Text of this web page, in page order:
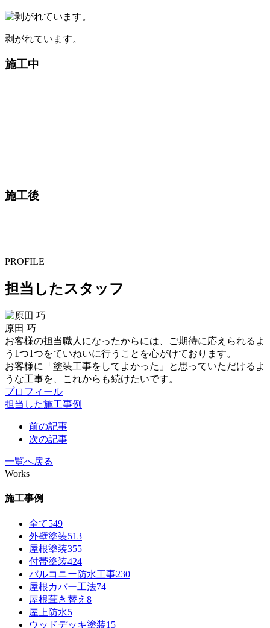
剥がれています。
施工中
施工後
PROFILE
担当したスタッフ
原田 巧
お客様の担当職人になったからには、ご期待に応えられるよ
う1つ1つをていねいに行うことを心がけております。
お客様に「塗装工事をしてよかった」と思っていただけるよ
うな工事を、これからも続けたいです。
プロフィール
担当した施工事例
前の記事
次の記事
一覧へ戻る
Works
施工事例
全て549
外壁塗装513
屋根塗装355
付帯塗装424
バルコニー防水工事230
屋根カバー工法74
屋根葺き替え 8
屋上防水5
ウッドデッキ塗装15